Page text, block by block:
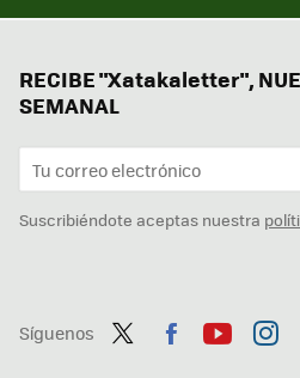
RECIBE "Xatakaletter",
SEMANAL
Suscribiéndote aceptas nuestra
Síguenos